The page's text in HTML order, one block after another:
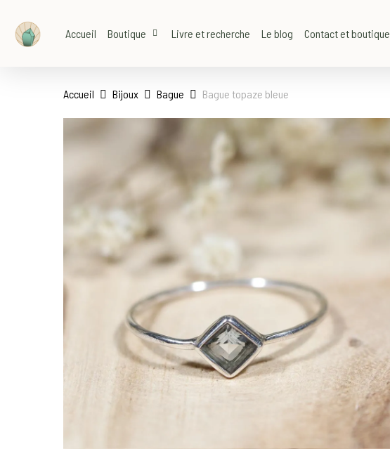
main
Accueil Boutique Livre et recherche Le blog Contact et boutique
Accueil Bijoux Bague Bague topaze bleue